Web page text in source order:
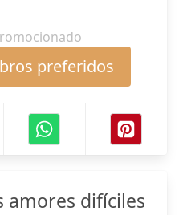
preferidos
amores difíciles